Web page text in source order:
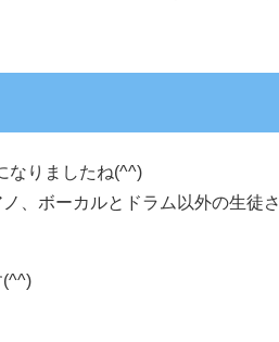
なりましたね(^^)
、ボーカルとドラム以外の生徒さ
(^^)